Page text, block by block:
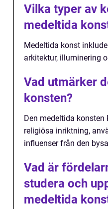
Vilka typer av
medeltida
Medeltida konst
arkitektur, illuminering
Vad utmärker
konsten?
Den medeltida konsten
religiösa inriktning,
influenser från den
Vad är
studera och
medeltida